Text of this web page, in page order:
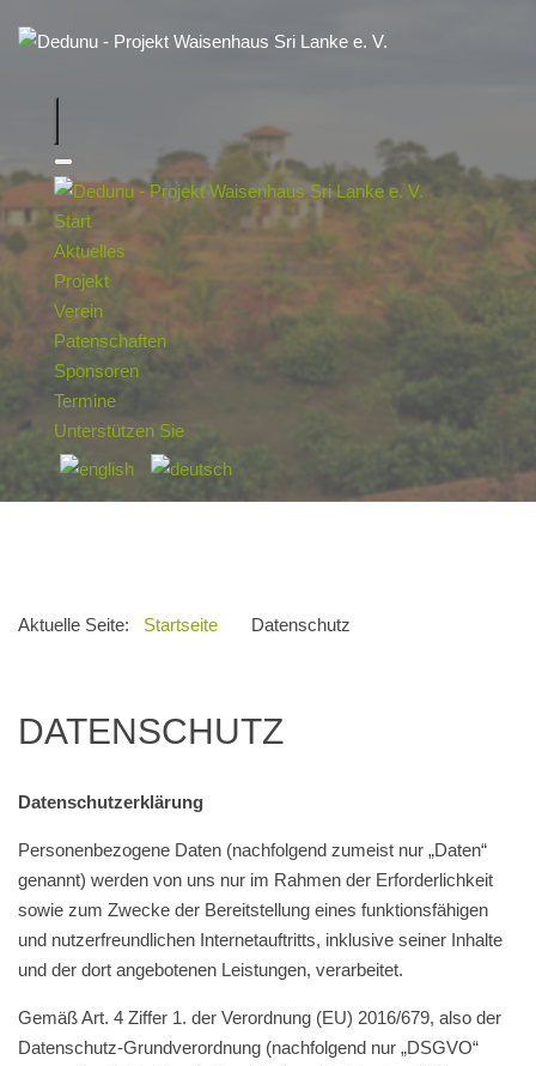
Start
Aktuelles
Projekt
Verein
Patenschaften
Sponsoren
Termine
Unterstützen Sie
Aktuelle Seite: Startseite Datenschutz
DATENSCHUTZ
Datenschutzerklärung
Personenbezogene Daten (nachfolgend zumeist nur „Daten“
genannt) werden von uns nur im Rahmen der Erforderlichkeit
sowie zum Zwecke der Bereitstellung eines funktionsfähigen
und nutzerfreundlichen Internetauftritts, inklusive seiner Inhalte
und der dort angebotenen Leistungen, verarbeitet.
Gemäß Art. 4 Ziffer 1. der Verordnung (EU) 2016/679, also der
Datenschutz-Grundverordnung (nachfolgend nur „DSGVO“